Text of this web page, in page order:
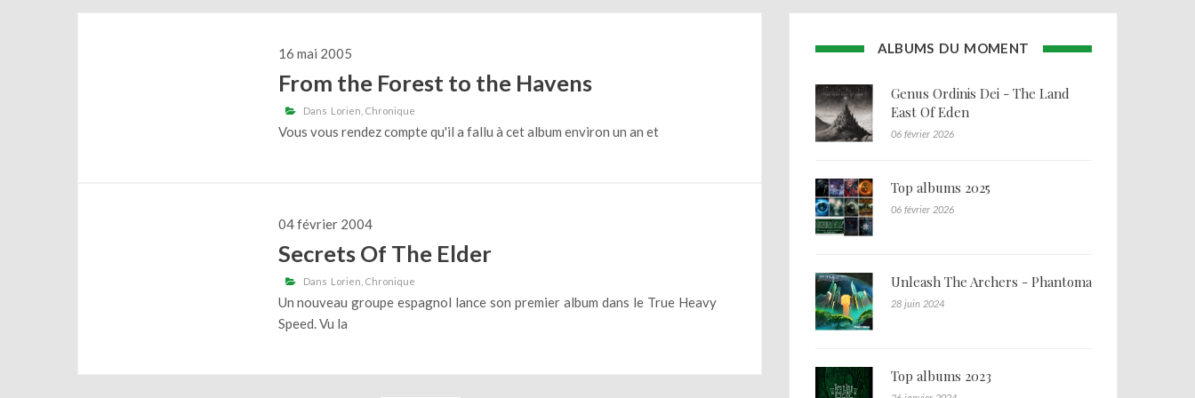
16 mai 2005
From the Forest to the Havens
Dans Lorien Chronique
Vous vous rendez compte qu'il a fallu à cet album environ un an et
04 février 2004
Secrets Of The Elder
Dans Lorien Chronique
Un nouveau groupe espagnol lance son premier album dans le True Heavy
Speed. Vu la
ALBUMS DU MOMENT
Genus Ordinis Dei - The Land
East Of Eden
06 février 2026
Top albums 2025
06 février 2026
Unleash The Archers - Phantoma
28 juin 2024
Top albums 2023